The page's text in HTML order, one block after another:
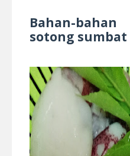
Bahan-
sotong sumbat